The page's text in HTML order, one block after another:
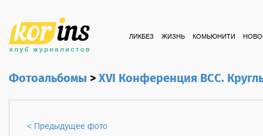
ЛИКБЕЗ ЖИЗНЬ КОМЬЮНИТИ
Фотоальбомы>XVI Конференция ВСС.
< Предыдущее фото